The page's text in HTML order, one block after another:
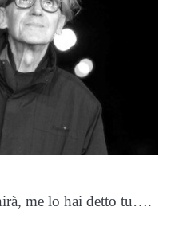
me lo hai detto tu….